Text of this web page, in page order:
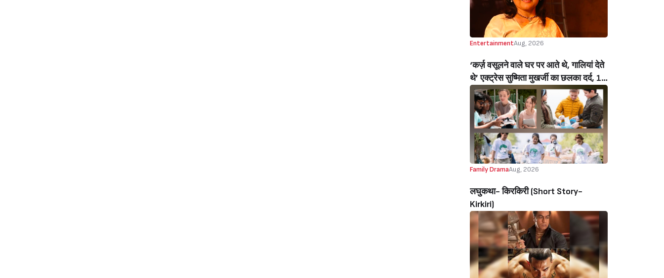
EntertainmentAug, 2026
‘कर्ज़ वसूलने वाले घर पर आते थे, गालियां देते
थे’ एक्ट्रेस सुष्मिता मुखर्जी का छलका दर्द, 1
करोड़ का कर्ज उतारने के लिए करनी पड़ी थी
C ग्रेड फिल्में, बोलीं- ‘मैंने अपनी आत्मा बेच दी
थी’ (‘I Sold My Soul’ Actress
Sushmita Mukherjee Recalls Doing
C-Grade Films To Pay Loan)
Family DramaAug, 2026
लघुकथा- किरकिरी (Short Story-
Kirkiri)